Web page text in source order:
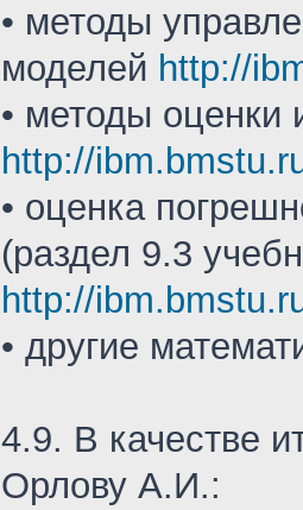
• методы
моделей http://
• методы оценки
http://
• оценка
(раздел 9.3
http://
• другие
4.9. В качестве
Орлову А.И.: